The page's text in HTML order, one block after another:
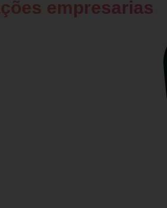
empresarias